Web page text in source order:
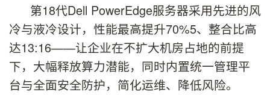
第18代Dell PowerEdge服务器采用先进的风
冷与液冷设计，性能最高提升70%5、整合比高
达13:16——让企业在不扩大机房占地的前提
下，大幅释放算力潜能，同时内置统一管理平
台与全面安全防护，简化运维、降低风险。